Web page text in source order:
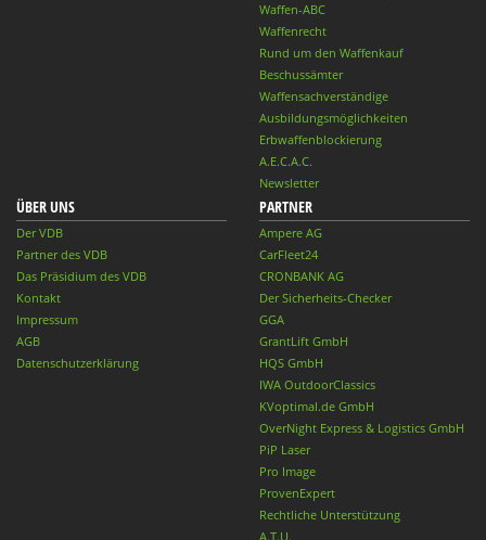
Waffen-ABC
Waffenrecht
Rund um den Waffenkauf
Beschussämter
Waffensachverständige
Ausbildungsmöglichkeiten
Erbwaffenblockierung
A.E.C.A.C.
Newsletter
ÜBER UNS
Der VDB
Partner des VDB
Das Präsidium des VDB
Kontakt
Impressum
AGB
Datenschutzerklärung
PARTNER
Ampere AG
CarFleet24
CRONBANK AG
Der Sicherheits-Checker
GGA
GrantLift GmbH
HQS GmbH
IWA OutdoorClassics
KVoptimal.de GmbH
OverNight Express & Logistics GmbH
PiP Laser
Pro Image
ProvenExpert
Rechtliche Unterstützung
A.T.U.